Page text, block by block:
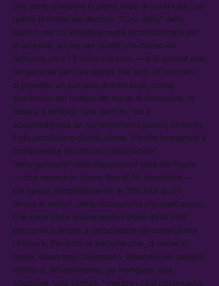
una serie di misure in piena linea di continuità con
quelle previste dal decreto “Cura Italia” dello
scorso marzo: effettivamente incondizionate per
le aziende, anche per quelle che hanno un
fatturato oltre i 5 milioni di euro — e di sussidi solo
temporanei per i lavoratori. Per loro, al contrario,
si prevede un sussidio di mille euro, come
sostitutivo del reddito del mese di novembre: la
misura è definita “una tantum,” ed è
accompagnata da numerosissimi paletti, in modo
il più possibile la distribuzione. Il limite temporale è
formalmente giustificato dalla natura
“emergenziale” delle disposizioni date dal Dpcm
— che resterà in vigore fino al 24 novembre —
ma ignora completamente le difficoltà di chi
lavora in settori, dalla ristorazione allo spettacolo,
che sono state gravemente colpite dalla crisi
economica anche a prescindere da quest’ultima
chiusura. Per tutte le persone che, di mese in
mese, dipendono dal proprio stipendio per pagare
l’affitto e, letteralmente, da mangiare, una
soluzione “una tantum,” mentre i casi continuano